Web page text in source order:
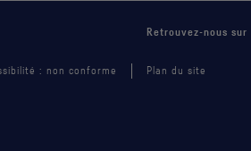
Retrouvez-nous
: non conforme Plan du site